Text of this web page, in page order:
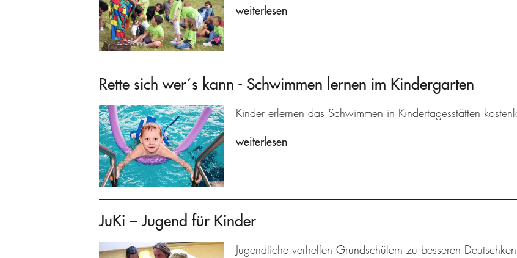
weiterlesen
Rette sich wer´s kann - Schwimmen lernen im Kindergarten
Kinder erlernen das Schwimmen in Kindertagesstätten
weiterlesen
JuKi – Jugend für Kinder
Jugendliche verhelfen Grundschülern zu besseren